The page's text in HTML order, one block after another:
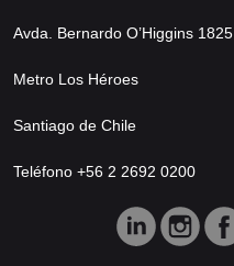
Avda. Bernardo O’Higgins 1825
Metro Los Héroes
Santiago de Chile
Teléfono +56 2 2692 0200